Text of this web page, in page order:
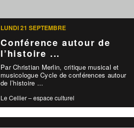
LUNDI 21 SEPTEMBRE
Conférence autour de
l’histoire ...
Par Christian Merlin, critique musical et
musicologue Cycle de conférences autour
de l’histoire ...
Le Cellier – espace culturel